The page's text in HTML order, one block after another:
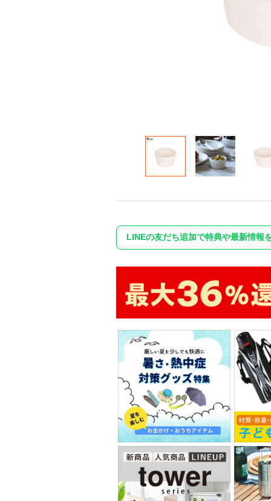
LINEの友だち追加で特典や最新情報